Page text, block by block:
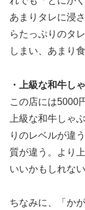
あまりタレに浸
らたっぷりのタ
しまい、あまり
・上級な和牛し
この店には5000
上級な和牛しゃ
りのレベルが違
質が違う。より
いいかもしれない
ちなみに、「か